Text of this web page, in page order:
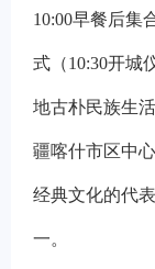
10:00早餐后集
式（10:30开城
地古朴民族生
疆喀什市区中
经典文化的代
一。